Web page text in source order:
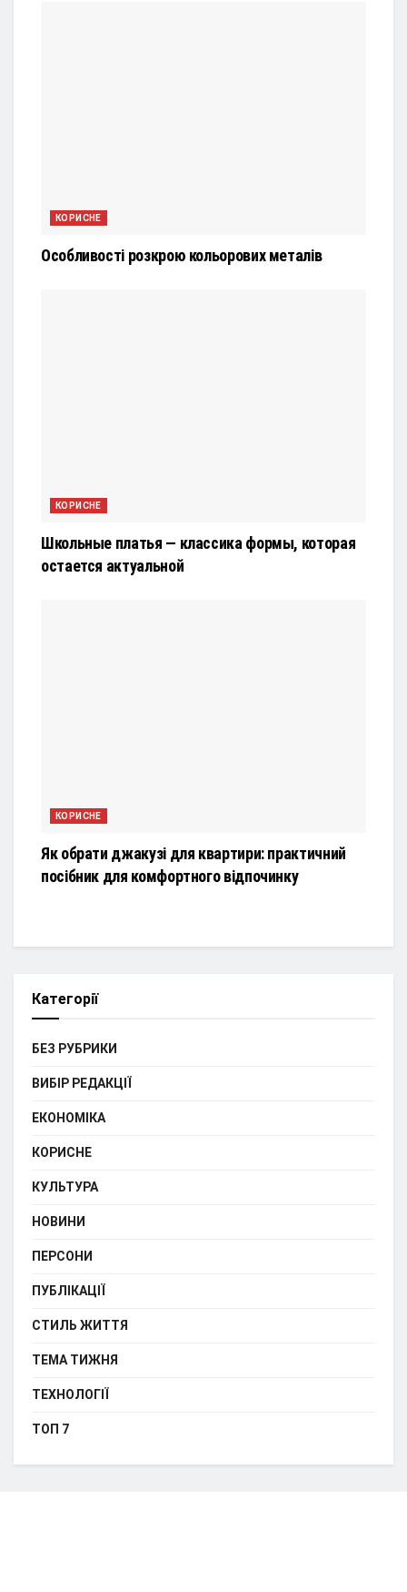
КОРИСНЕ
Особливості розкрою кольорових металів
КОРИСНЕ
Школьные платья — классика формы, которая
остается актуальной
КОРИСНЕ
Як обрати джакузі для квартири: практичний
посібник для комфортного відпочинку
Категорії
БЕЗ РУБРИКИ
ВИБІР РЕДАКЦІЇ
ЕКОНОМІКА
КОРИСНЕ
КУЛЬТУРА
НОВИНИ
ПЕРСОНИ
ПУБЛІКАЦІЇ
СТИЛЬ ЖИТТЯ
ТЕМА ТИЖНЯ
ТЕХНОЛОГІЇ
ТОП 7